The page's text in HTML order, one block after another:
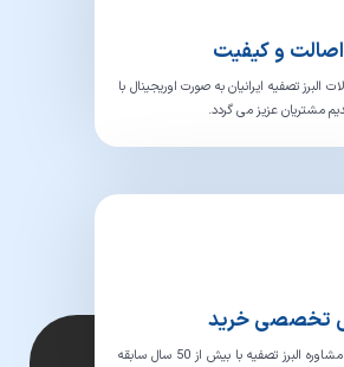
و کیفیت
البرز تصفیه ایرانیان به صورت اوریجینال با
مشتریان عزیز می گردد.
تخصصی خرید
تیم تخصصی مشاوره البرز تصفیه با بیش از 50 سال سابقه